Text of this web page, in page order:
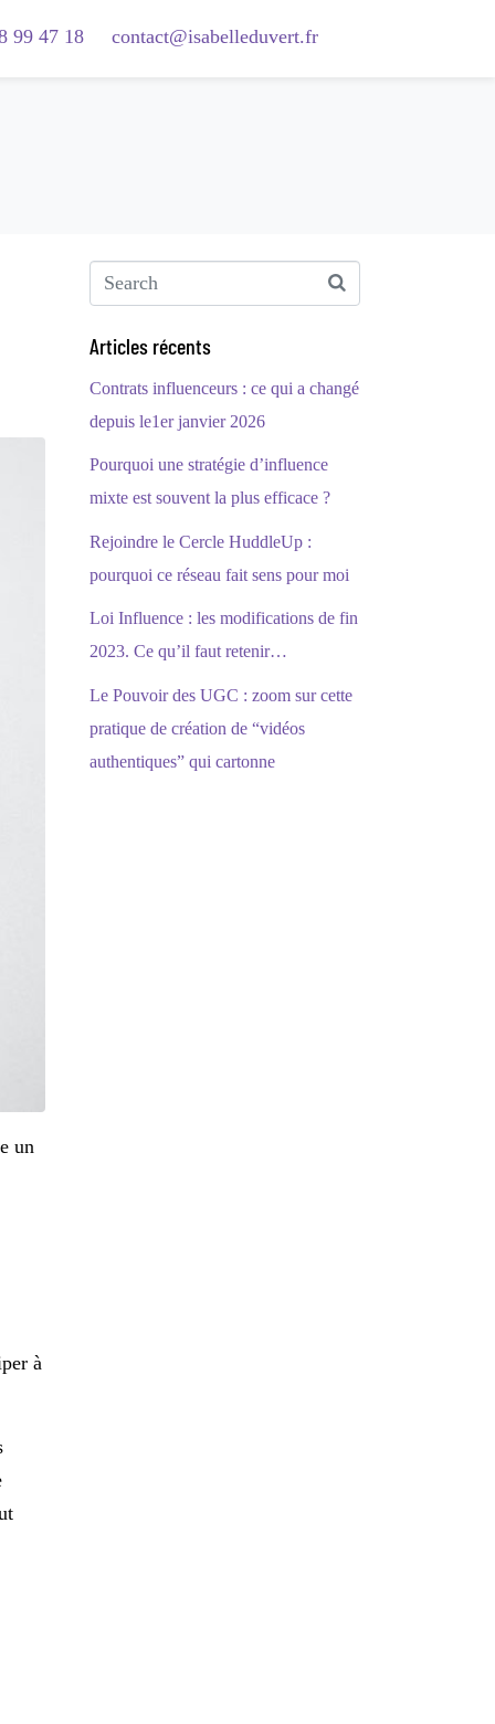
99 47 18 contact@isabelleduvert.fr
un
à
Articles récents
Contrats influenceurs : ce qui a changé
depuis le1er janvier 2026
Pourquoi une stratégie d’influence
mixte est souvent la plus efficace ?
Rejoindre le Cercle HuddleUp :
pourquoi ce réseau fait sens pour moi
Loi Influence : les modifications de fin
2023. Ce qu’il faut retenir…
Le Pouvoir des UGC : zoom sur cette
pratique de création de “vidéos
authentiques” qui cartonne